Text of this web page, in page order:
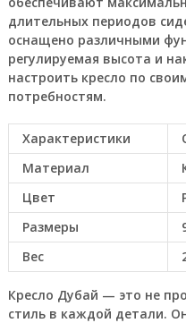
длительных периодов
оснащено различными
регулируемая высота и
настроить кресло по
потребностям.
Характеристики
Материал
Цвет
Размеры
Вес
Кресло Дубай — это не
стиль в каждой детали.